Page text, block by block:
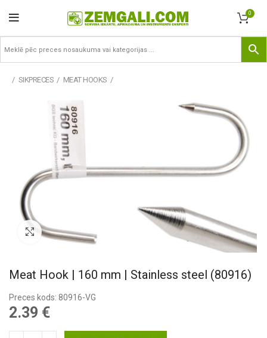
0
SIKPRECES MEAT HOOKS
Pietuvināt
Meat Hook | 160 mm | Stainless steel (80916)
Preces kods: 80916-VG
2.39 €